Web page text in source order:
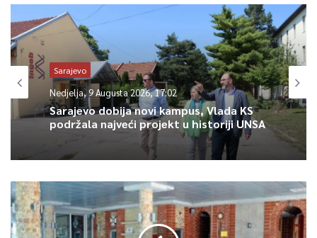
prvenstveno pšenice, koji će također biti realiziran u saradnji s
nižim nivoima vlasti.
– Kada budu potpisani sporazumi s općinama mi ćemo objaviti
preliminarnu listu svih korisnikapodrške na internet
stranici Federalnog ministarstva poljoprivrede,
šumarstva i vodoprivrede, kao što objavljujemo i redovne
isplate poticaja
– kazao je Dedić.
0
Article Rating
Sarajevo
Nedjelja, 9 Augusta 2026, 17:02
Sarajevo dobija novi kampus, Vlada KS
podržala najveći projekt u historiji UNSA